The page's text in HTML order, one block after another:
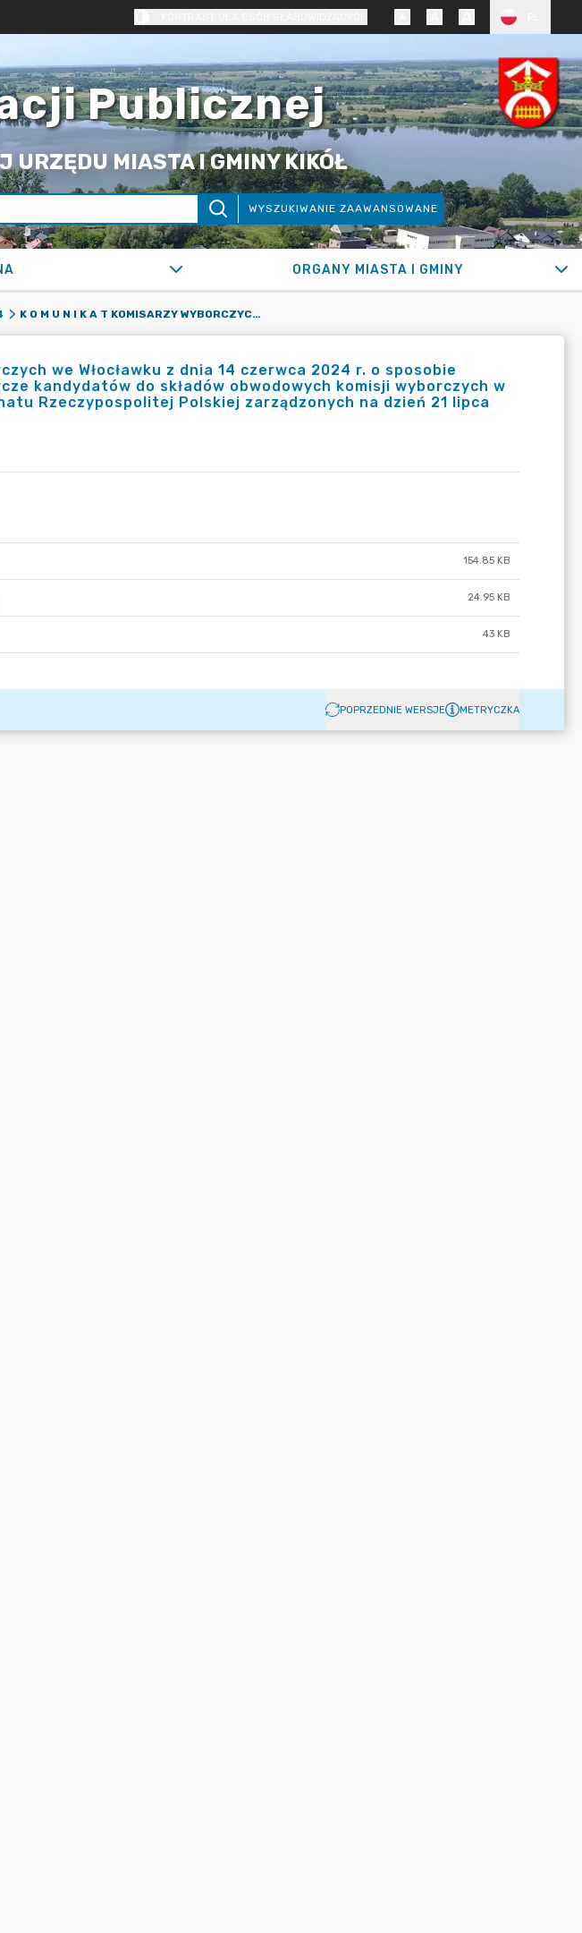
Publicznej
MIASTA I GMINY KIKÓŁ
WYSZUKIWANIE ZAAWANSOWANE
ORGANY MIASTA I GMINY
K O M U N I K A T KOMISARZY WYBORCZYCH WE WŁOCŁAWKU Z DNIA 14 CZERWCA 2024 R. O SPOSOBIE ZGŁASZANIA PRZEZ KOMITETY WYBORCZE KANDYDATÓW DO SKŁADÓW OBWODOWYCH KOMISJI WYBORCZYCH W WYBORACH UZUPEŁNIAJĄCYCH DO SENATU RZECZYPOSPOLITEJ POLSKIEJ ZARZĄDZONYCH NA DZIEŃ 21 LIPCA 2024 R.
we Włocławku z dnia 14 czerwca 2024 r. o sposobie
kandydatów do składów obwodowych komisji wyborczych w
Rzeczypospolitej Polskiej zarządzonych na dzień 21 lipca
154.85 KB
24.95 KB
43 KB
POPRZEDNIE WERSJE METRYCZKA